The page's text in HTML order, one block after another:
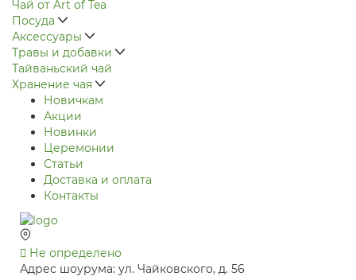
Чай от Art of Tea
Посуда
Аксессуары
Травы и добавки
Тайваньский чай
Хранение чая
Новичкам
Акции
Новинки
Церемонии
Статьи
Доставка и оплата
Контакты
Не определено
Адрес шоурума: ул. Чайковского, д. 56